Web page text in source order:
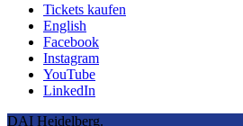
Tickets kaufen
English
Facebook
Instagram
YouTube
LinkedIn
DAI Heidelberg.